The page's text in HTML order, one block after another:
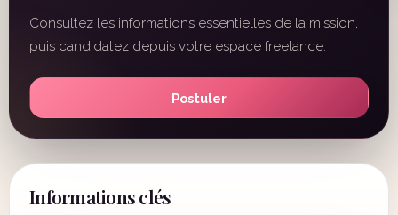
Consultez les informations essentielles de la mission,
puis candidatez depuis votre espace freelance.
Postuler
Informations clés